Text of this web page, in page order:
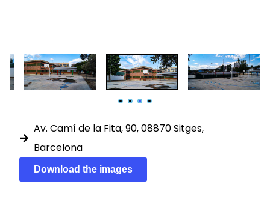
Av. Camí de la Fita, 90, 08870 Sitges,
Barcelona
Download the images